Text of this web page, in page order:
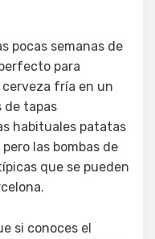
pocas semanas de
para
fría en un
de tapas
habituales patatas
las bombas de
que se pueden
si conoces el